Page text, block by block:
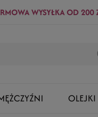
WYSYŁKA OD 200
OLEJKI